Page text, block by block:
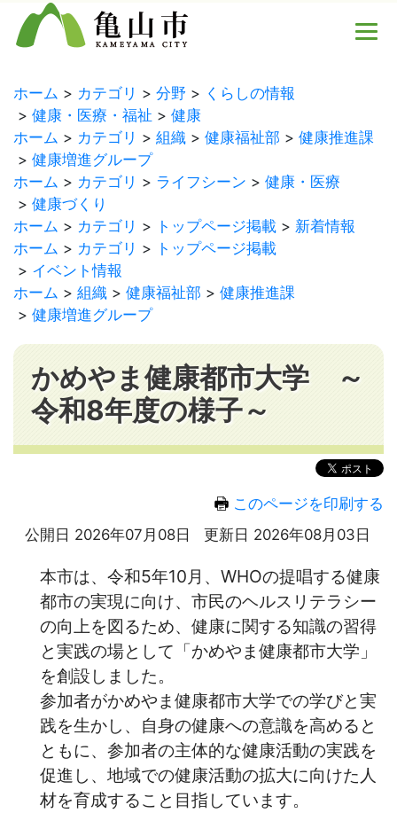
ホーム カテゴリ 分野
くらしの情報
健康・医療・福祉
健康
ホーム
カテゴリ 組織 健康福祉部
健康推進課
健康増進グループ
ホーム
カテゴリ ライフシーン
健康・医療
健康づくり
ホーム
カテゴリ トップページ掲載
新着情報
ホーム
カテゴリ
トップページ掲載
イベント情報
ホーム
組織 健康福祉部
健康推進課
健康増進グループ
かめやま健康都市大学 ～
令和8年度の様子～
このページを印刷する
公開日 2026年07月08日
更新日 2026年08月03日
本市は、令和5年10月、WHOの提唱する健康
都市の実現に向け、市民のヘルスリテラシー
の向上を図るため、健康に関する知識の習得
と実践の場として「かめやま健康都市大学」
を創設しました。
参加者がかめやま健康都市大学での学びと実
践を生かし、自身の健康への意識を高めると
ともに、参加者の主体的な健康活動の実践を
促進し、地域での健康活動の拡大に向けた人
材を育成すること目指しています。